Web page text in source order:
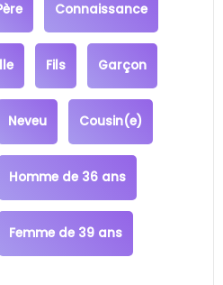
Connaissance
Fils Garçon
Neveu Cousin(e)
Homme de 36 ans
Femme de 39 ans